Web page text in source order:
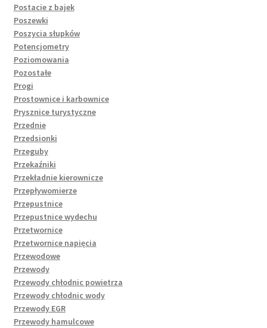
Postacie z bajek
Poszewki
Poszycia słupków
Potencjometry
Poziomowania
Pozostałe
Progi
Prostownice i karbownice
Prysznice turystyczne
Przednie
Przedsionki
Przeguby
Przekaźniki
Przekładnie kierownicze
Przepływomierze
Przepustnice
Przepustnice wydechu
Przetwornice
Przetwornice napięcia
Przewodowe
Przewody
Przewody chłodnic powietrza
Przewody chłodnic wody
Przewody EGR
Przewody hamulcowe